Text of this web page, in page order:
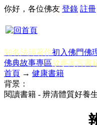
你好，各位佛友 登錄 註冊
知名法師著作初入佛門佛
佛典故事專區故事寓言書
首頁 → 健康書籍
背景：
閱讀書籍 - 辨清體質好